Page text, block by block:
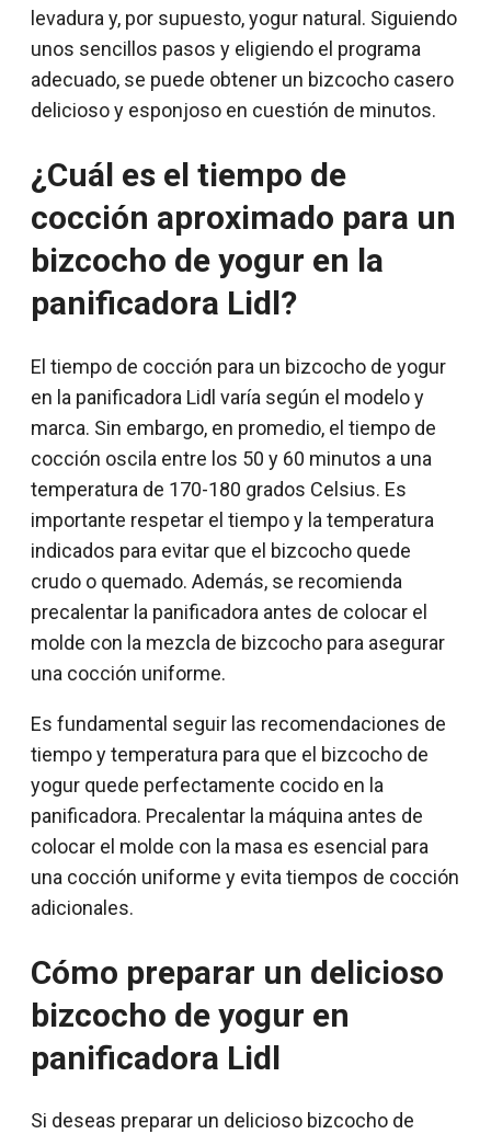
levadura y, por supuesto, yogur natural. Siguiendo
unos sencillos pasos y eligiendo el programa
adecuado, se puede obtener un bizcocho casero
delicioso y esponjoso en cuestión de minutos.
¿Cuál es el tiempo de
cocción aproximado para un
bizcocho de yogur en la
panificadora Lidl?
El tiempo de cocción para un bizcocho de yogur
en la panificadora Lidl varía según el modelo y
marca. Sin embargo, en promedio, el tiempo de
cocción oscila entre los 50 y 60 minutos a una
temperatura de 170-180 grados Celsius. Es
importante respetar el tiempo y la temperatura
indicados para evitar que el bizcocho quede
crudo o quemado. Además, se recomienda
precalentar la panificadora antes de colocar el
molde con la mezcla de bizcocho para asegurar
una cocción uniforme.
Es fundamental seguir las recomendaciones de
tiempo y temperatura para que el bizcocho de
yogur quede perfectamente cocido en la
panificadora. Precalentar la máquina antes de
colocar el molde con la masa es esencial para
una cocción uniforme y evita tiempos de cocción
adicionales.
Cómo preparar un delicioso
bizcocho de yogur en
panificadora Lidl
Si deseas preparar un delicioso bizcocho de